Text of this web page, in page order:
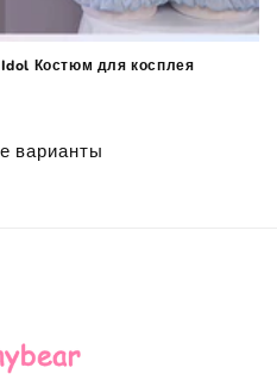
Костюм для косплея
варианты